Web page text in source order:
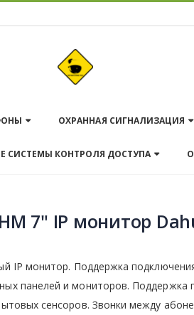
ОХРАННАЯ СИГНАЛИЗАЦИЯ
СИСТЕМЫ КОНТРОЛЯ ДОСТУПА
7" IP монитор
IP монитор. Поддержка
панелей и мониторов. Поддержка
сенсоров. Звонки между